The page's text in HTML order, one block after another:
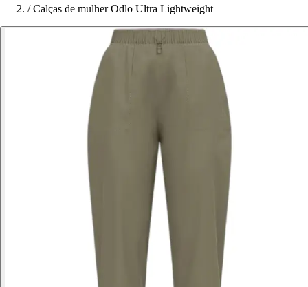
/ Calças de mulher Odlo Ultra Lightweight